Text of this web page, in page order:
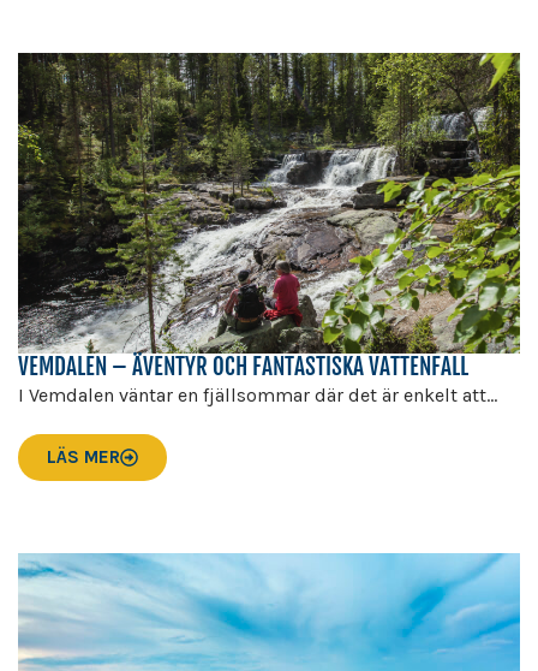
VEMDALEN – ÄVENTYR OCH FANTASTISKA VATTENFALL
I Vemdalen väntar en fjällsommar där det är enkelt att...
LÄS MER